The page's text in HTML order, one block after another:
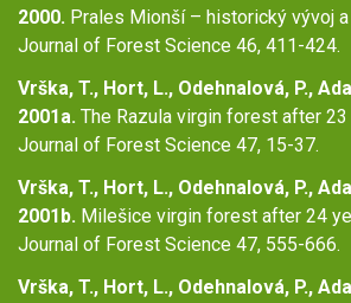
2000. Prales Mionší – historický vývoj
Journal of Forest Science 46, 411-424.
Vrška, T., Hort, L., Odehnalová, P.,
2001a. The Razula virgin forest after
Journal of Forest Science 47, 15-37.
Vrška, T., Hort, L., Odehnalová, P.,
2001b. Milešice virgin forest after 24
Journal of Forest Science 47, 555-666.
Vrška, T., Hort, L., Odehnalová, P.,